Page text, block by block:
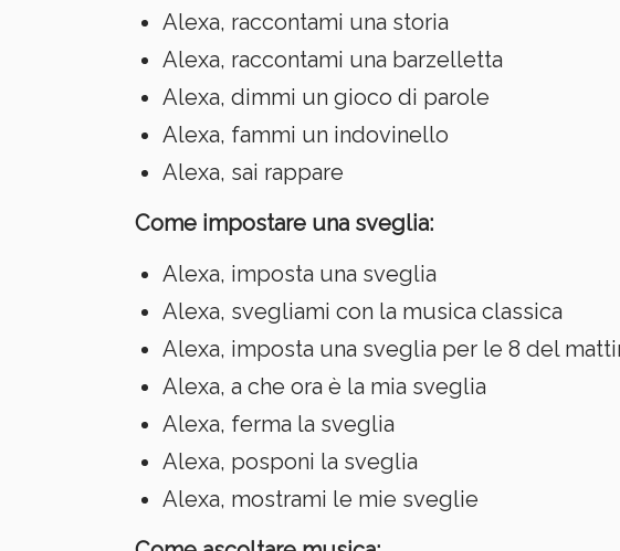
Alexa, raccontami una storia
Alexa, raccontami una barzelletta
Alexa, dimmi un gioco di parole
Alexa, fammi un indovinello
Alexa, sai rappare
Come impostare una sveglia:
Alexa, imposta una sveglia
Alexa, svegliami con la musica classica
Alexa, imposta una sveglia per le 8 del
Alexa, a che ora è la mia sveglia
Alexa, ferma la sveglia
Alexa, posponi la sveglia
Alexa, mostrami le mie sveglie